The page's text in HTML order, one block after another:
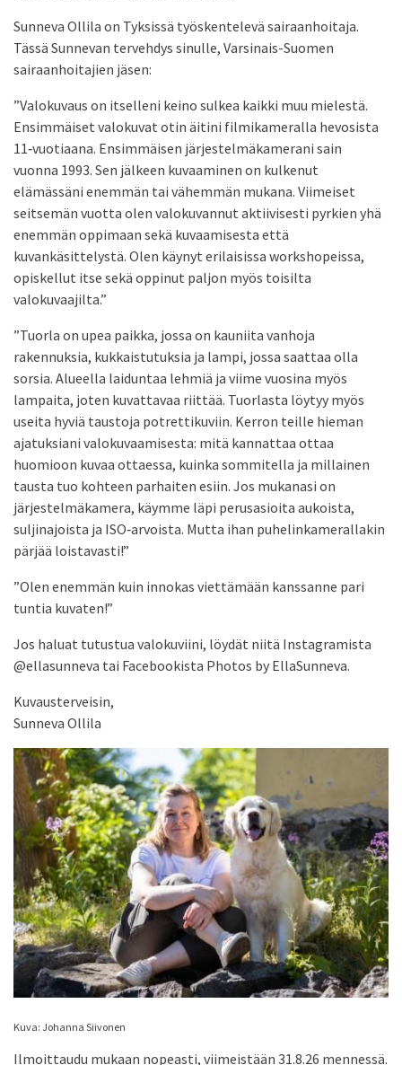
Sunneva Ollila on Tyksissä työskentelevä sairaanhoitaja.
Tässä Sunnevan tervehdys sinulle, Varsinais-Suomen
sairaanhoitajien jäsen:
”Valokuvaus on itselleni keino sulkea kaikki muu mielestä.
Ensimmäiset valokuvat otin äitini filmikameralla hevosista
11‑vuotiaana. Ensimmäisen järjestelmäkamerani sain
vuonna 1993. Sen jälkeen kuvaaminen on kulkenut
elämässäni enemmän tai vähemmän mukana. Viimeiset
seitsemän vuotta olen valokuvannut aktiivisesti pyrkien yhä
enemmän oppimaan sekä kuvaamisesta että
kuvankäsittelystä. Olen käynyt erilaisissa workshopeissa,
opiskellut itse sekä oppinut paljon myös toisilta
valokuvaajilta.”
”Tuorla on upea paikka, jossa on kauniita vanhoja
rakennuksia, kukkaistutuksia ja lampi, jossa saattaa olla
sorsia. Alueella laiduntaa lehmiä ja viime vuosina myös
lampaita, joten kuvattavaa riittää. Tuorlasta löytyy myös
useita hyviä taustoja potrettikuviin. Kerron teille hieman
ajatuksiani valokuvaamisesta: mitä kannattaa ottaa
huomioon kuvaa ottaessa, kuinka sommitella ja millainen
tausta tuo kohteen parhaiten esiin. Jos mukanasi on
järjestelmäkamera, käymme läpi perusasioita aukoista,
suljinajoista ja ISO‑arvoista. Mutta ihan puhelinkamerallakin
pärjää loistavasti!”
”Olen enemmän kuin innokas viettämään kanssanne pari
tuntia kuvaten!”
Jos haluat tutustua valokuviini, löydät niitä Instagramista
@ellasunneva tai Facebookista Photos by EllaSunneva.
Kuvausterveisin,
Sunneva Ollila
Kuva: Johanna Siivonen
Ilmoittaudu mukaan nopeasti, viimeistään 31.8.26 mennessä.